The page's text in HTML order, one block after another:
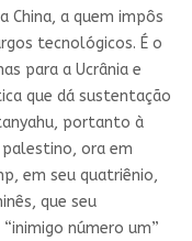
China, a quem impôs
tecnológicos. É o
para a Ucrânia e
que dá sustentação
portanto à
ora em
em seu quatriênio,
que seu
número um”